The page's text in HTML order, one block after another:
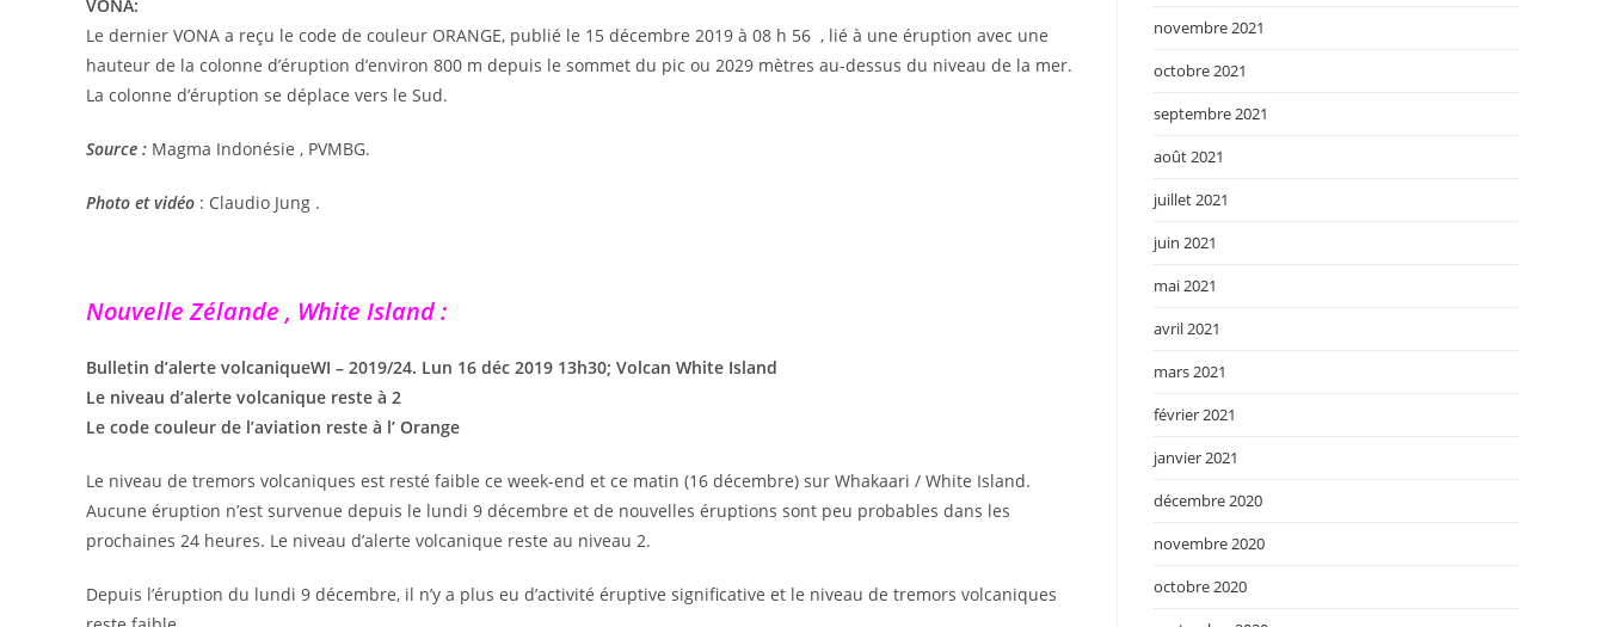
VONA:
Le dernier VONA a reçu le code de couleur ORANGE, publié le 15 décembre 2019 à 08 h 56 , lié à une éruption avec une
hauteur de la colonne d’éruption d’environ 800 m depuis le sommet du pic ou 2029 mètres au-dessus du niveau de la mer.
La colonne d’éruption se déplace vers le Sud.
Source : Magma Indonésie , PVMBG.
Photo et vidéo : Claudio Jung .
Nouvelle Zélande , White Island :
Bulletin d’alerte volcaniqueWI – 2019/24. Lun 16 déc 2019 13h30; Volcan White Island
Le niveau d’alerte volcanique reste à 2
Le code couleur de l’aviation reste à l’ Orange
Le niveau de tremors volcaniques est resté faible ce week-end et ce matin (16 décembre) sur Whakaari / White Island.
Aucune éruption n’est survenue depuis le lundi 9 décembre et de nouvelles éruptions sont peu probables dans les
prochaines 24 heures. Le niveau d’alerte volcanique reste au niveau 2.
Depuis l’éruption du lundi 9 décembre, il n’y a plus eu d’activité éruptive significative et le niveau de tremors volcaniques
novembre 2021
octobre 2021
septembre 2021
août 2021
juillet 2021
juin 2021
mai 2021
avril 2021
mars 2021
février 2021
janvier 2021
décembre 2020
novembre 2020
octobre 2020